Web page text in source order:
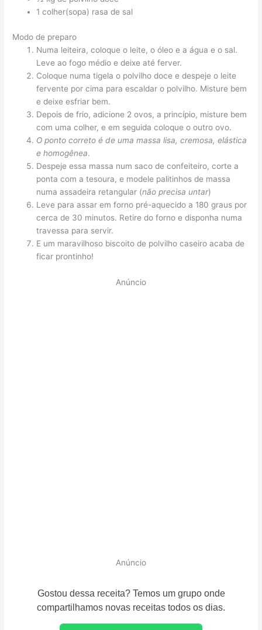
1 colher(sopa) rasa de sal
Modo de preparo
Numa leiteira, coloque o leite, o óleo e a água e o sal.
Leve ao fogo médio e deixe até ferver.
Coloque numa tigela o polvilho doce e despeje o leite
fervente por cima para escaldar o polvilho. Misture bem
e deixe esfriar bem.
Depois de frio, adicione 2 ovos, a princípio, misture bem
com uma colher, e em seguida coloque o outro ovo.
O ponto correto é de uma massa lisa, cremosa, elástica
e homogênea.
Despeje essa massa num saco de confeiteiro, corte a
ponta com a tesoura, e modele palitinhos de massa
numa assadeira retangular (não precisa untar)
Leve para assar em forno pré-aquecido a 180 graus por
cerca de 30 minutos. Retire do forno e disponha numa
travessa para servir.
E um maravilhoso biscoito de polvilho caseiro acaba de
ficar prontinho!
Anúncio
Anúncio
Gostou dessa receita? Temos um grupo onde
compartilhamos novas receitas todos os dias.